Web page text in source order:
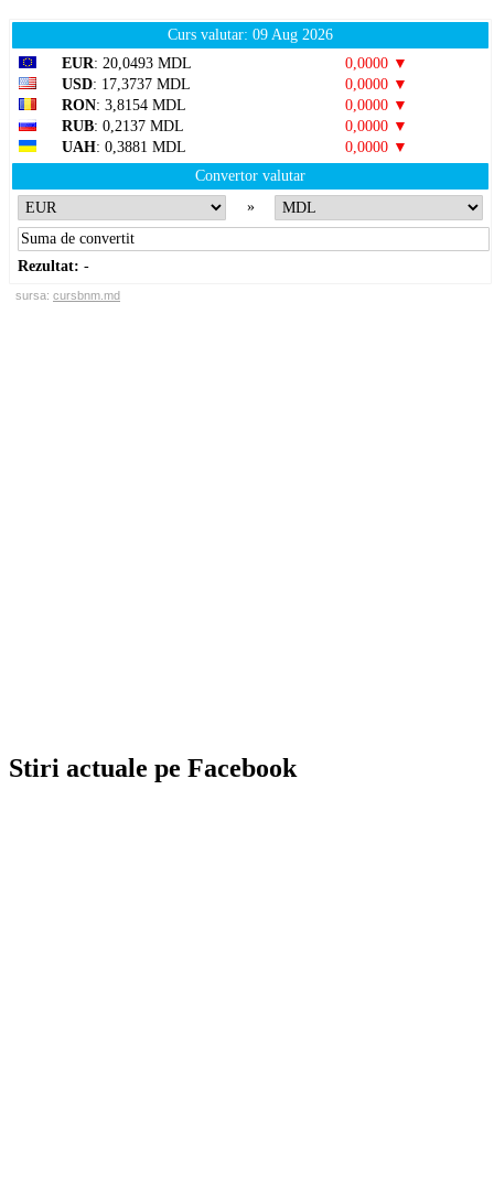
Curs valutar: 09 Aug 2026
EUR: 20,0493 MDL
0,0000 ▼
USD: 17,3737 MDL
0,0000 ▼
RON: 3,8154 MDL
0,0000 ▼
RUB: 0,2137 MDL
0,0000 ▼
UAH: 0,3881 MDL
0,0000 ▼
Convertor valutar
»
Rezultat: -
sursa: cursbnm.md
Stiri actuale pe Facebook